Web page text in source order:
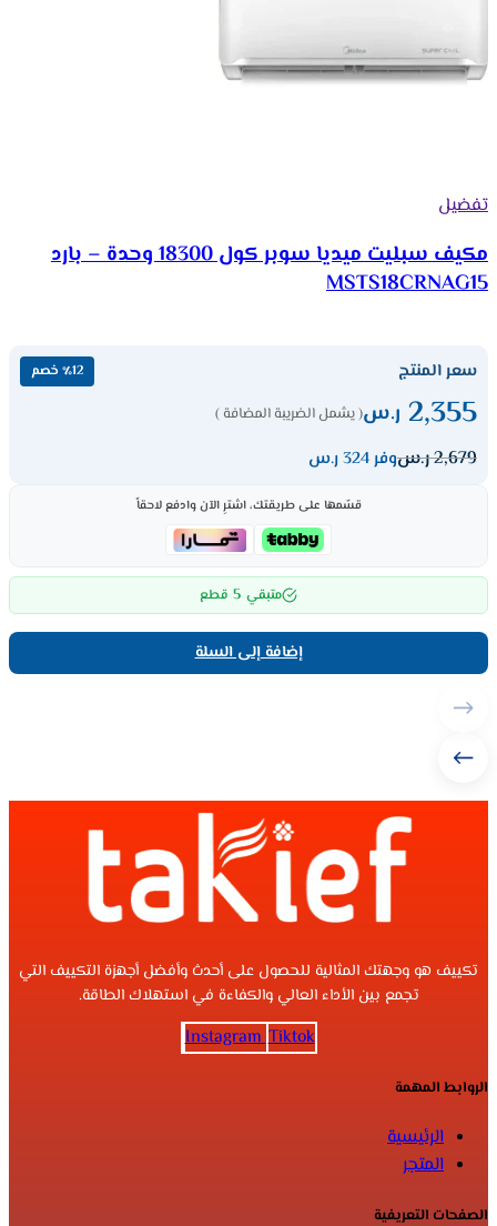
تفضيل
مكيف سبليت ميديا سوبر كول 18300 وحدة – بارد
MSTS18CRNAG15
سعر المنتج ٪12 خصم
2,355 ر.س( يشمل الضريبة المضافة )
2,679ر.سوفر 324 ر.س
قسّمها على طريقتك، اشترِ الآن وادفع لاحقاً
متبقي 5 قطع
إضافة إلى السلة
تكييف هو وجهتك المثالية للحصول على أحدث وأفضل أجهزة التكييف التي
تجمع بين الأداء العالي والكفاءة في استهلاك الطاقة.
Instagram Tiktok
الروابط المهمة
الرئيسية
المتجر
الصفحات التعريفية